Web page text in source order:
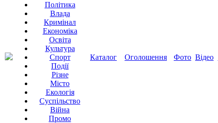
Політика
Влада
Кримінал
Економіка
Освіта
Культура
Спорт
Події
Різне
Місто
Екологія
Суспільство
Війна
Промо
Каталог Оголошення Фото Відео